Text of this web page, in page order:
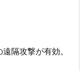
隔攻撃が有効。